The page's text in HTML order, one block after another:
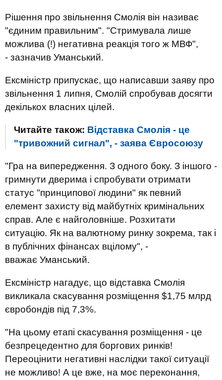
Рішення про звільнення Смолія він називає
"єдиним правильним". "Стримувала лише
можлива (!) негативна реакція того ж МВФ",
- зазначив Уманський.
Ексміністр припускає, що написавши заяву про
звільнення 1 липня, Смолій спробував досягти
декількох власних цілей.
Читайте також: Відставка Смолія - ​​це
"тривожний сигнал", - заява Євросоюзу
"Гра на випередження. З одного боку. З іншого -
гримнути дверима і спробувати отримати
статус "принципової людини" як певний
елемент захисту від майбутніх кримінальних
справ. Але є найголовніше. Розхитати
ситуацію. Як на валютному ринку зокрема, так і
в публічних фінансах вцілому", -
вважає Уманський.
Ексміністр нагадує, що відставка Смолія
викликала скасування розміщення $1,75 млрд
євробондів під 7,3%.
"На цьому етапі скасування розміщення - це
безпрецедентно для боргових ринків!
Переоцінити негативні наслідки такої ситуації
не можливо! А це вже, на моє переконання,